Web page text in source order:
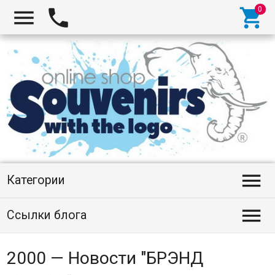
  
Категории 
Ссылки блога 
2000 — Новости "БРЭНД